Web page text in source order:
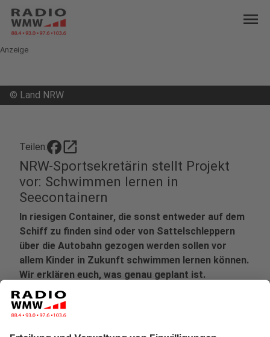
menu
Anzeige
© Land NRW
Teilen: open_in_new
NRW-Sportsekretärin stellt Projekt
vor: Schwimmen lernen in
Seecontainern
In riesigen Container, die sonst entweder auf dem
Schiff zu finden sind oder von Sattelschleppern
über die Autobahn gezogen werden sollen vor
allem Kinder in Zukunft schwimmen lernen können.
Wir erklären euch, was genau geplant ist.
Veröffentlicht: